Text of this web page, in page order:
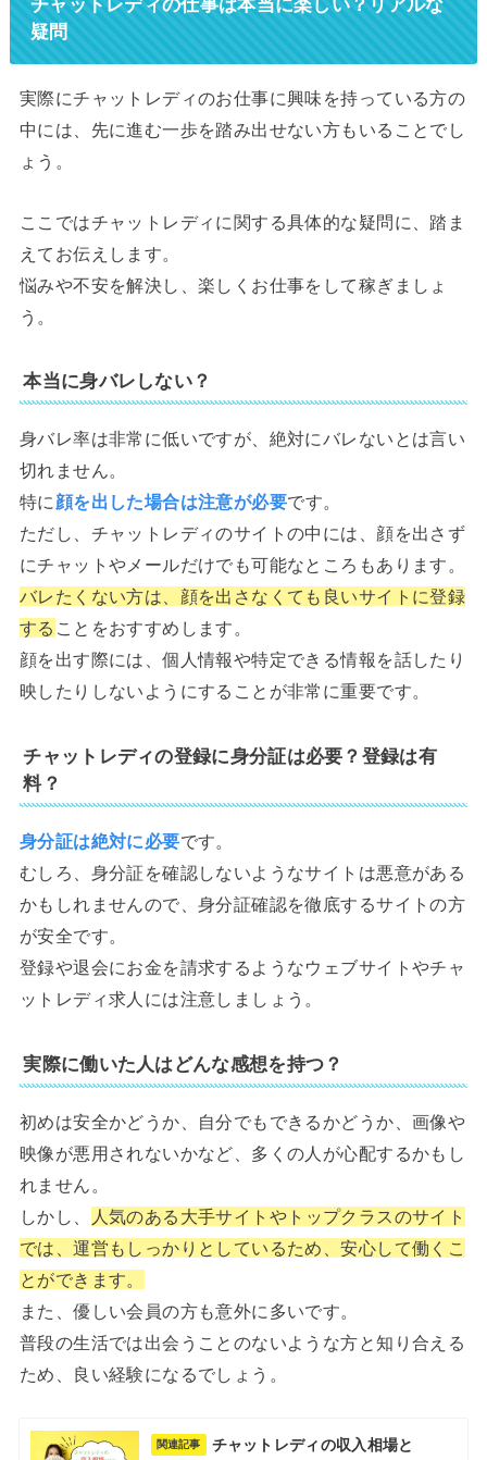
疑問
実際にチャットレディのお仕事に興味を持っている方の
中には、先に進む一歩を踏み出せない方もいることでし
ょう。
ここではチャットレディに関する具体的な疑問に、踏ま
えてお伝えします。
悩みや不安を解決し、楽しくお仕事をして稼ぎましょ
う。
本当に身バレしない？
身バレ率は非常に低いですが、絶対にバレないとは言い
切れません。
特に 顔を出した場合は注意が必要です。
ただし、チャットレディのサイトの中には、顔を出さず
にチャットやメールだけでも可能なところもあります。
バレたくない方は、顔を出さなくても良いサイトに登録
する ことをおすすめします。
顔を出す際には、個人情報や特定できる情報を話したり
映したりしないようにすることが非常に重要です。
チャットレディの登録に身分証は必要？登録は有
料？
身分証は絶対に必要です。
むしろ、身分証を確認しないようなサイトは悪意がある
かもしれませんので、身分証確認を徹底するサイトの方
が安全です。
登録や退会にお金を請求するようなウェブサイトやチャ
ットレディ求人には注意しましょう。
実際に働いた人はどんな感想を持つ？
初めは安全かどうか、自分でもできるかどうか、画像や
映像が悪用されないかなど、多くの人が心配するかもし
れません。
しかし、
人気のある大手サイトやトップクラスのサイト
では、運営もしっかりとしているため、安心して働くこ
とができます。
また、優しい会員の方も意外に多いです。
普段の生活では出会うことのないような方と知り合える
ため、良い経験になるでしょう。
関連記事
チャットレディの収入相場と